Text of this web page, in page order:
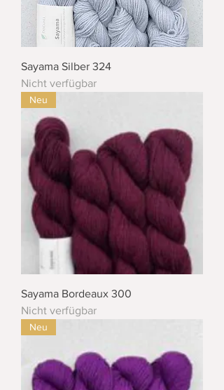
Sayama Silber 324
Nicht verfügbar
Neu
Sayama Bordeaux 300
Nicht verfügbar
Neu